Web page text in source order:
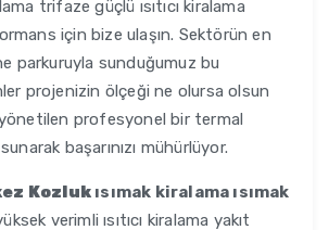
trifaze güçlü ısıtıcı kiralama
için bize ulaşın. Sektörün en
parkuruyla sunduğumuz bu
projenizin ölçeği ne olursa olsun
profesyonel bir termal
başarınızı mühürlüyor.
Kozluk ısımak kiralama ısımak
verimli ısıtıcı kiralama yakıt